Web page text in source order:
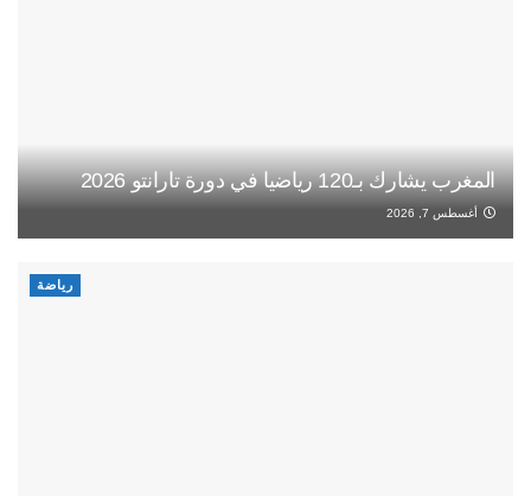
المغرب يشارك بـ120 رياضيا في دورة تارانتو 2026
أغسطس 7, 2026
رياضة